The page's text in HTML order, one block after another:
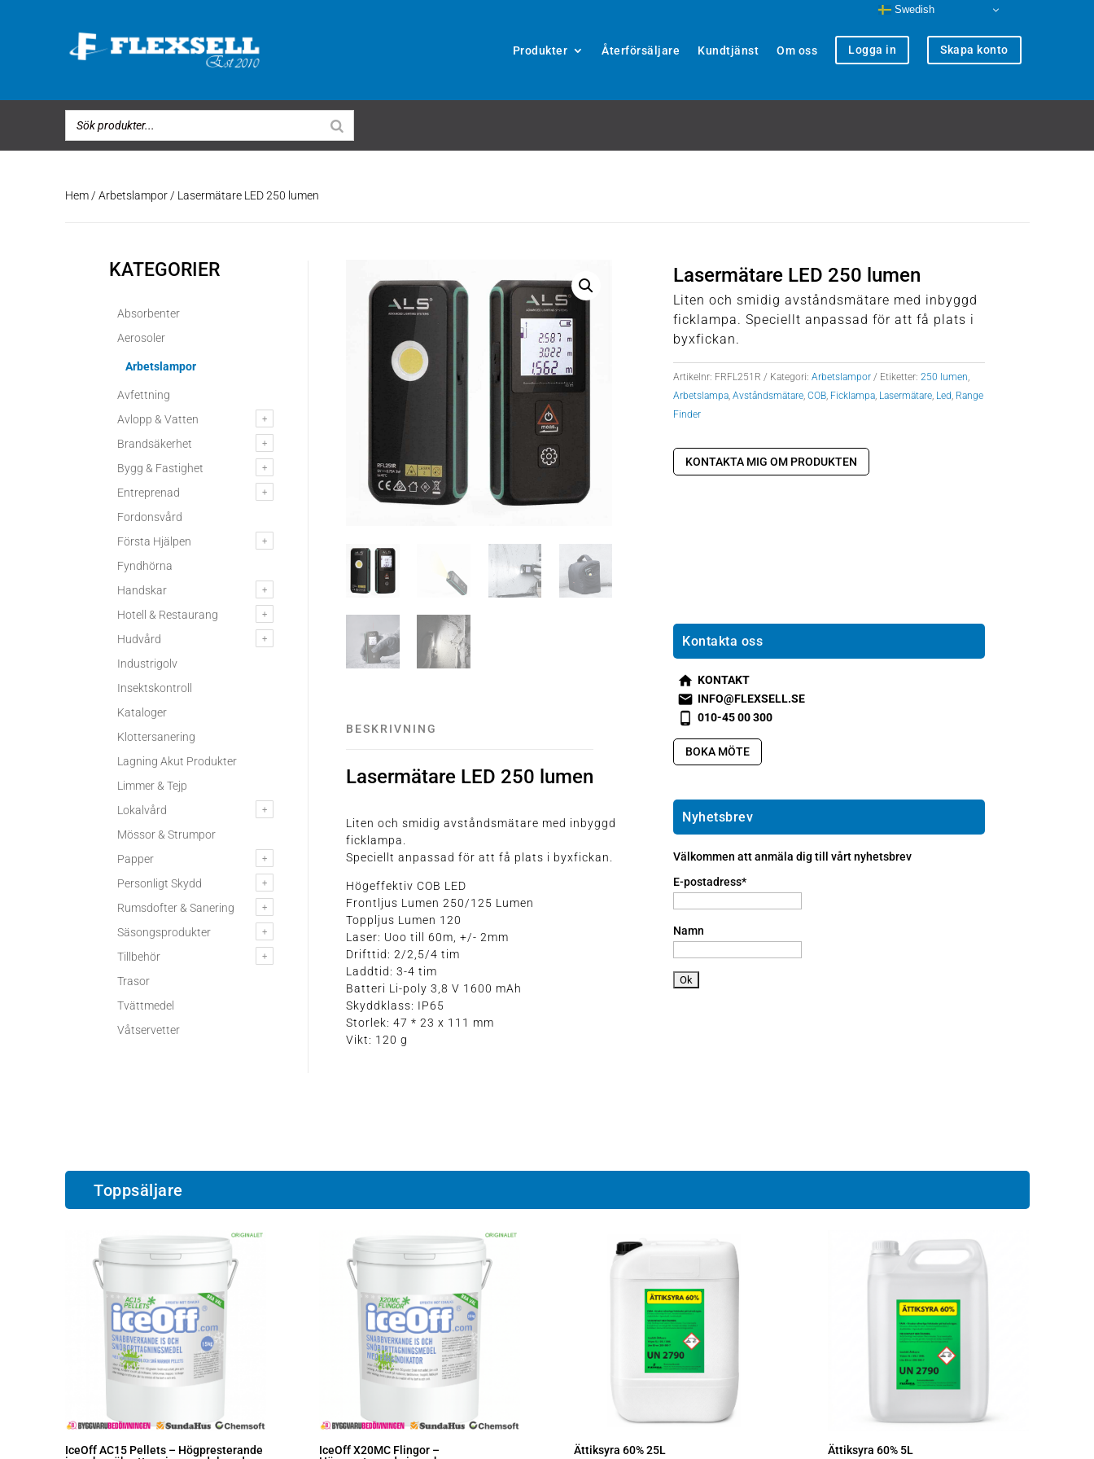
Produkter Återförsäljare Kundtjänst Om oss Logga in Skapa konto
Hem/ Arbetslampor/ Lasermätare LED 250 lumen
KATEGORIER
Absorbenter
Aerosoler
Arbetslampor
Avfettning
Avlopp & Vatten
Brandsäkerhet
Bygg & Fastighet
Entreprenad
Fordonsvård
Första Hjälpen
Fyndhörna
Handskar
Hotell & Restaurang
Hudvård
Industrigolv
Insektskontroll
Kataloger
Klottersanering
Lagning Akut Produkter
Limmer & Tejp
Lokalvård
Mössor & Strumpor
Papper
Personligt Skydd
Rumsdofter & Sanering
Säsongsprodukter
Tillbehör
Trasor
Tvättmedel
Våtservetter
BESKRIVNING
Lasermätare LED 250 lumen
Liten och smidig avståndsmätare med inbyggd
ficklampa.
Speciellt anpassad för att få plats i byxfickan.
Högeffektiv COB LED
Frontljus Lumen 250/125 Lumen
Toppljus Lumen 120
Laser: Uoo till 60m, +/- 2mm
Drifttid: 2/2,5/4 tim
Laddtid: 3-4 tim
Batteri Li-poly 3,8 V 1600 mAh
Skyddklass: IP65
Storlek: 47 * 23 x 111 mm
Vikt: 120 g
Lasermätare LED 250 lumen
Liten och smidig avståndsmätare med inbyggd
ficklampa. Speciellt anpassad för att få plats i
byxfickan.
Artikelnr: FRFL251R Kategori: Arbetslampor Etiketter: 250 lumen,
Arbetslampa, Avståndsmätare, COB, Ficklampa, Lasermätare, Led, Range
Finder
KONTAKTA MIG OM PRODUKTEN
Kontakta oss
s
m
t2
o
e
ic
o
KONTAKT
s
m
t1
e
ai
ic
o
n
INFO@FLEXSELL.SE
s
m
t2
h
o
n
e
a
n
dr
oi
d
ic
o
n
010-45 00 300
BOKA MÖTE
Nyhetsbrev
Välkommen att anmäla dig till vårt nyhetsbrev
E-postadress*
Namn
Toppsäljare
IceOff AC15 Pellets – Högpresterande
IceOff X20MC Flingor –
Ättiksyra 60% 25L Ättiksyra 60% 5L
Swedish